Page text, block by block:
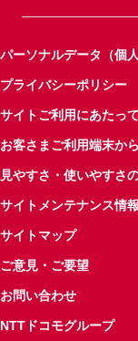
パーソナルデータ（個
プライバシーポリシー
サイトご利用にあたって
お客さまご利用端末か
見やすさ・使いやすさ
サイトメンテナンス情報
サイトマップ
ご意見・ご要望
お問い合わせ
NTTドコモグループ